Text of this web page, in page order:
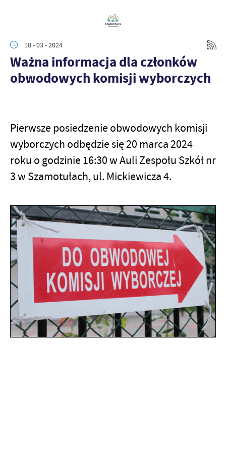
18 - 03 - 2024
Ważna informacja dla członków
obwodowych komisji wyborczych
Pierwsze posiedzenie obwodowych komisji
wyborczych odbędzie się 20 marca 2024
roku o godzinie 16:30 w Auli Zespołu Szkół nr
3 w Szamotułach, ul. Mickiewicza 4.